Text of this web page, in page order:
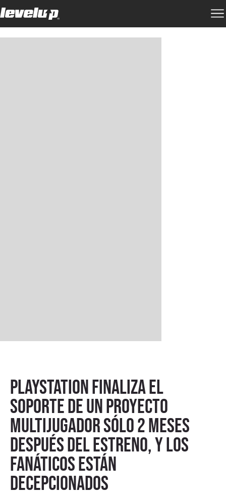
PlayStation finaliza el
soporte de un proyecto
multijugador sólo 2 meses
después del estreno, y los
fanáticos están
decepcionados